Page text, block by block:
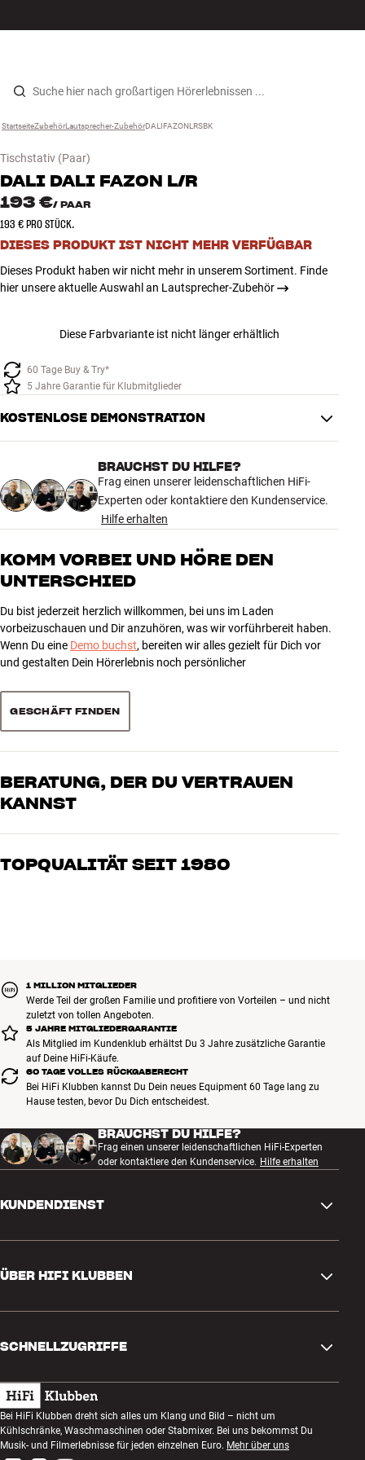
Zum Inhalt wechseln
Lautsprecher
Kopfhörer
Surround
Kabel
Zubehör
INSPIRATION
MARKEN
NEUHEITEN
Store Finden
Anmelden
Bauen mit Klang
Startseite ›
Zubehör ›
Lautsprecher-Zubehör ›
DALIFAZONLRSBK
Tischstativ (Paar)
DALI DALI FAZON L/R
193 €/ PAAR
193 € PRO STÜCK.
DIESES PRODUKT IST NICHT MEHR VERFÜGBAR
Dieses Produkt haben wir nicht mehr in unserem Sortiment. Finde
hier unsere aktuelle Auswahl an Lautsprecher-Zubehör
Diese Farbvariante ist nicht länger erhältlich
60 Tage Buy & Try*
5 Jahre Garantie für Klubmitglieder
KOSTENLOSE DEMONSTRATION
BRAUCHST DU HILFE?
Frag einen unserer leidenschaftlichen HiFi-
Experten oder kontaktiere den Kundenservice.
Hilfe erhalten
KOMM VORBEI UND HÖRE DEN
UNTERSCHIED
Du bist jederzeit herzlich willkommen, bei uns im Laden
vorbeizuschauen und Dir anzuhören, was wir vorführbereit haben.
Wenn Du eine Demo buchst, bereiten wir alles gezielt für Dich vor
und gestalten Dein Hörerlebnis noch persönlicher
GESCHÄFT FINDEN
BERATUNG, DER DU VERTRAUEN
KANNST
Unsere Mitarbeiter sind echte Enthusiasten, die unsere Produkte
oder Heimkino. Erzähle uns, wovon Du träumst, und wir finden
TOPQUALITÄT SEIT 1980
1 MILLION MITGLIEDER
Werde Teil der großen Familie und profitiere von Vorteilen – und nicht
zuletzt von tollen Angeboten.
5 JAHRE MITGLIEDERGARANTIE
Als Mitglied im Kundenklub erhältst Du 3 Jahre zusätzliche Garantie
auf Deine HiFi-Käufe.
60 TAGE VOLLES RÜCKGABERECHT
Bei HiFi Klubben kannst Du Dein neues Equipment 60 Tage lang zu
Hause testen, bevor Du Dich entscheidest.
BRAUCHST DU HILFE?
Frag einen unserer leidenschaftlichen HiFi-Experten
oder kontaktiere den Kundenservice. Hilfe erhalten
KUNDENDIENST
Rückgabe und Reklamation
Bestellung widerrufen
AGB
Datenschutzerklärung
ÜBER HIFI KLUBBEN
Kundenklub
Abend zum Zuhören
Wettbewerbe
SCHNELLZUGRIFFE
Geschenkkarte
Bauen mit Klang
Montage und Installation
Bei HiFi Klubben dreht sich alles um Klang und Bild – nicht um
Kühlschränke, Waschmaschinen oder Stabmixer. Bei uns bekommst Du
Musik- und Filmerlebnisse für jeden einzelnen Euro. Mehr über uns